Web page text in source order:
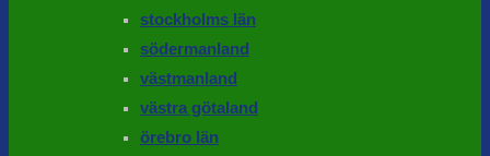
stockholms län
södermanland
västmanland
västra götaland
örebro län